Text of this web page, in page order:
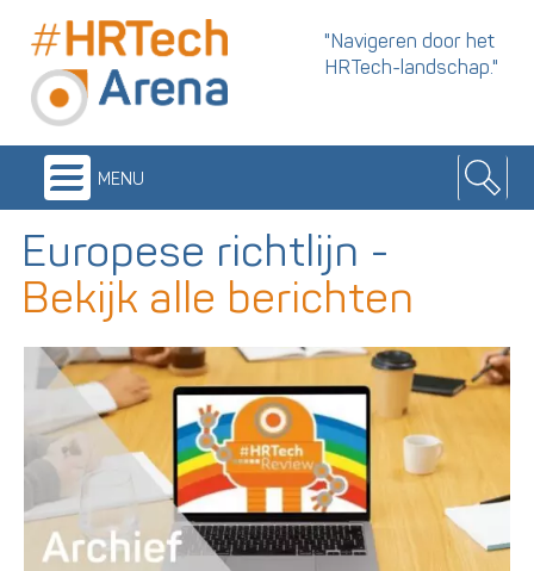
"Navigeren door het
HRTech-landschap."
menu
Europese richtlijn -
Bekijk alle berichten